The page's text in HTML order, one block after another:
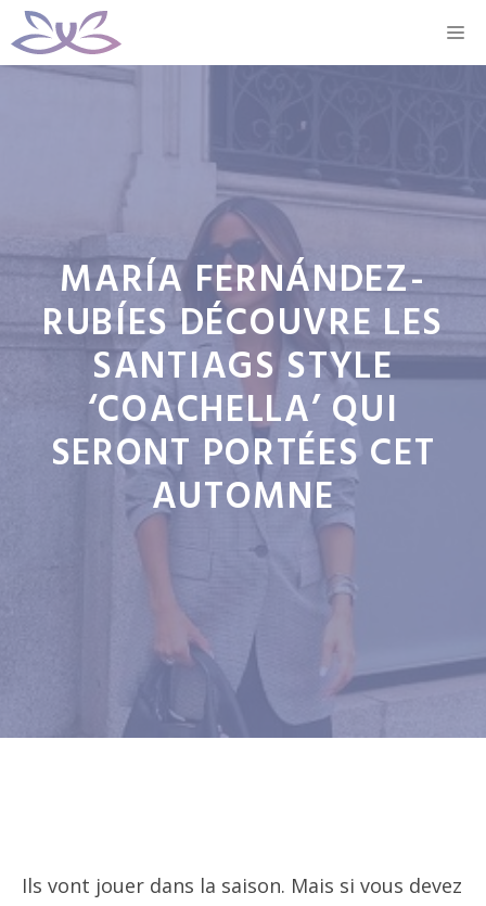
Aller
au
MARÍA FERNÁNDEZ-
RUBÍES DÉCOUVRE LES
SANTIAGS STYLE
‘COACHELLA’ QUI
SERONT PORTÉES CET
AUTOMNE
Ils vont jouer dans la saison. Mais si vous devez